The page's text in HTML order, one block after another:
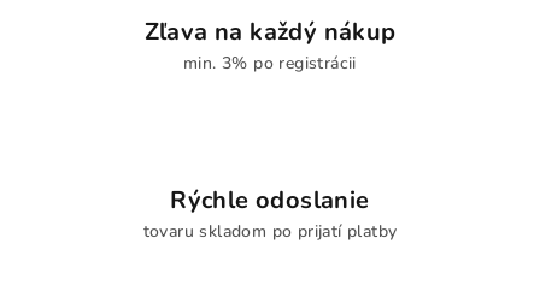
Zľava na každý nákup
min. 3% po registrácii
Rýchle odoslanie
tovaru skladom po prijatí platby